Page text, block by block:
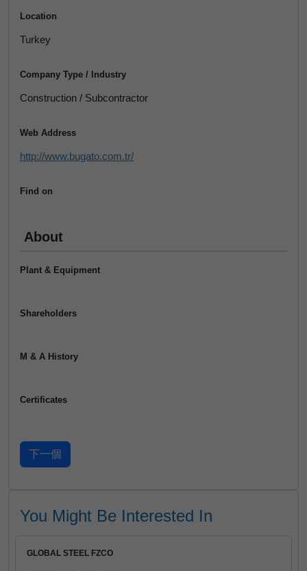
Location
Turkey
Company Type / Industry
Construction / Subcontractor
Web Address
http://www.bugato.com.tr/
Find on
About
Plant & Equipment
Shareholders
M & A History
Certificates
You Might Be Interested In
GLOBAL STEEL FZCO